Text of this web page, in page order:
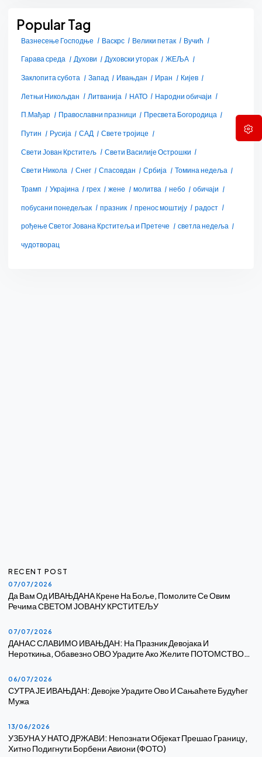
Popular Tag
Вазнесење Господње Васкрс Велики петак
Вучић
Гарава среда
Духови Духовски уторак
ЖЕЉА
Заклопита субота
Запад Ивањдан Иран
Кијев
Летњи Никољдан
Литванија НАТО
Народни обичаји
П.Мађар
Православни празници
Пресвета Богородица
Путин
Русија САД
Свете тројице
Свети Јован Крститељ
Свети Василије Острошки
Свети Никола
Снег Спасовдан Србија
Томина недеља
Трамп
Украјина грех жене молитва небо
обичаји
побусани понедељак
празник пренос моштију
радост
рођење Светог Јована Крститеља и Претече
светла недеља
чудотворац
RECENT POST
07/07/2026
Да Вам Од ИВАЊДАНА Крене На Боље, Помолите Се Овим
Речима СВЕТОМ ЈОВАНУ КРСТИТЕЉУ
07/07/2026
ДАНАС СЛАВИМО ИВАЊДАН: На Празник Девојака И
Нероткиња, Обавезно ОВО Урадите Ако Желите ПОТОМСТВО…
06/07/2026
СУТРА ЈЕ ИВАЊДАН: Девојке Урадите Ово И Сањаћете Будућег
Мужа
13/06/2026
УЗБУНА У НАТО ДРЖАВИ: Непознати Објекат Прешао Границу,
Хитно Подигнути Борбени Авиони (ФОТО)